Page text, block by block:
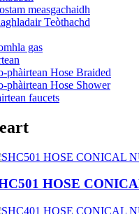
measgachaidh
Teòthachd
gas
phàirtean Hose Braided
phàirtean Hose Shower
faucets
HOSE